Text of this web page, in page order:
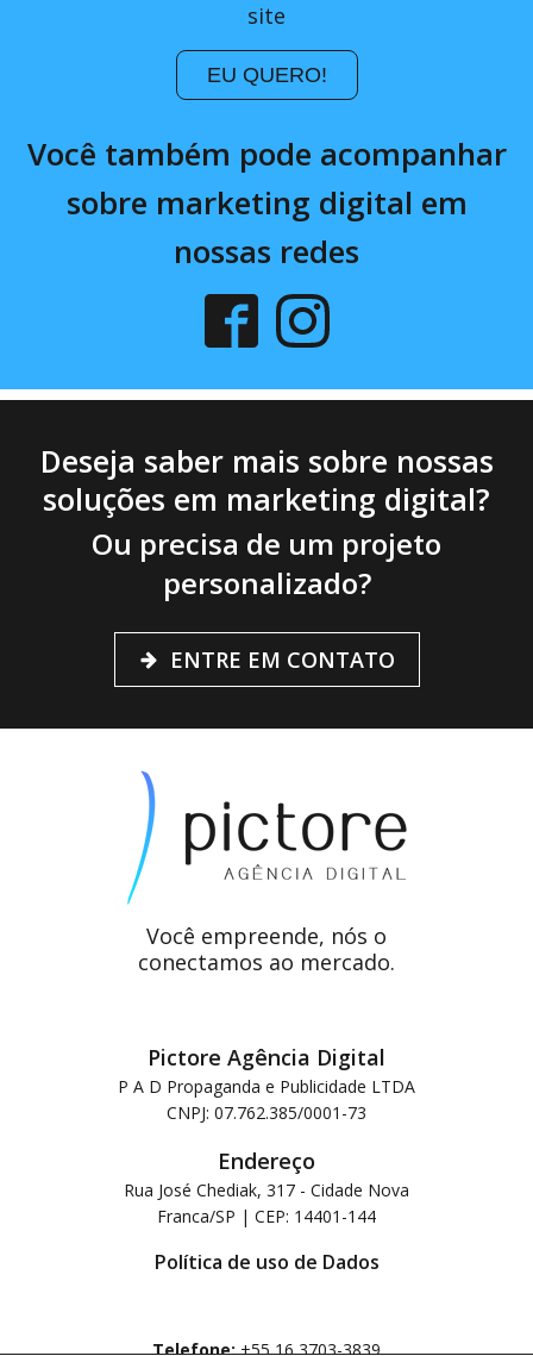
site
EU QUERO!
Você também pode acompanhar
sobre marketing digital em
nossas redes
Deseja saber mais sobre nossas
soluções em marketing digital?
Ou precisa de um projeto
personalizado?
ENTRE EM CONTATO
Você empreende, nós o
conectamos ao mercado.
Pictore Agência Digital
P A D Propaganda e Publicidade LTDA
CNPJ: 07.762.385/0001-73
Endereço
Rua José Chediak, 317 - Cidade Nova
Franca/SP | CEP: 14401-144
Política de uso de Dados
Telefone:+55 16 3703-3839